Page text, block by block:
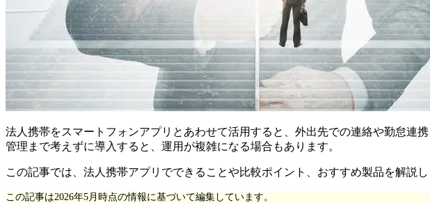
法人携帯をスマートフォンアプリとあわせて活用すると、外出先での連絡や勤怠連
管理まで考えずに導入すると、運用が複雑になる場合もあります。
この記事では、法人携帯アプリでできることや比較ポイント、おすすめ製品を解説し
この記事は2026年5月時点の情報に基づいて編集しています。